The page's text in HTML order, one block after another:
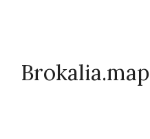
Brokalia.map